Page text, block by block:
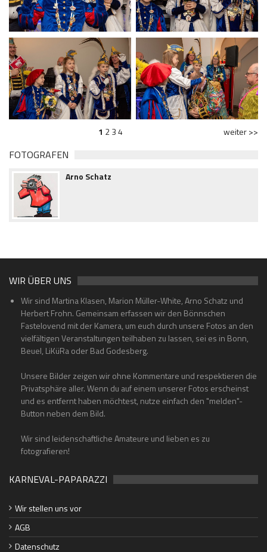
1 2 34 weiter >>
FOTOGRAFEN
Arno Schatz
WIR ÜBER UNS
Wir sind Martina Klasen, Marion Müller-White, Arno Schatz und
Herbert Frohn. Gemeinsam erfassen wir den Bönnschen
Fastelovend mit der Kamera, um euch durch unsere Fotos an den
vielfältigen Veranstaltungen teilhaben zu lassen, sei es in Bonn,
Beuel, LiKüRa oder Bad Godesberg.
Unsere Bilder zeigen wir ohne Kommentare und respektieren die
Privatsphäre aller. Wenn du auf einem unserer Fotos erscheinst
und es entfernt haben möchtest, nutze einfach den "melden"-
Button neben dem Bild.
Wir sind leidenschaftliche Amateure und lieben es zu
fotografieren!
KARNEVAL-PAPARAZZI
Wir stellen uns vor
AGB
Datenschutz